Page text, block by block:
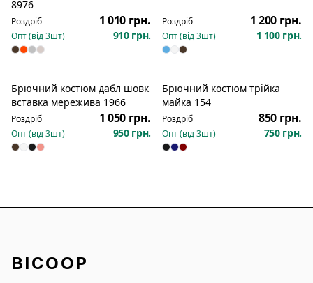
8976
Роздріб 1 010 грн.
Опт (від3шт) 910 грн.
Роздріб 1 200 грн.
Опт (від3шт) 1 100 грн.
Брючний костюм дабл шовк
вставка мережива 1966
Роздріб 1 050 грн.
Опт (від3шт) 950 грн.
Новинка
Брючний костюм трійка
майка 154
Роздріб 850 грн.
Опт (від3шт) 750 грн.
BICOOP